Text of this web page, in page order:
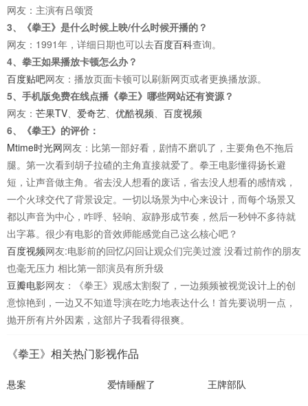
网友：主演有吕颂贤
3、《拳王》是什么时候上映/什么时候开播的？
网友：1991年，详细日期也可以去百度百科查询。
4、拳王如果播放卡顿怎么办？
百度贴吧网友：播放页面卡顿可以刷新网页或者更换播放源。
5、手机版免费在线点播《拳王》哪些网站还有资源？
网友： 芒果TV 爱奇艺 优酷视频
百度视频
6、《拳王》的评价：
Mtime时光网网友：比第一部好看，剧情不磨叽了，主要角色不拖后
腿。第一次看到胡子拉碴的主角直接就爱了。拳王电影懂得扬长避
短，让声音做主角。省去没人想看的废话，省去没人想看的感情戏，
一个火球交代了背景设定。一切以场景为中心来设计，而每个场景又
都以声音为中心，咋呼、轻响、寂静形成节奏，然后一秒钟不多待就
出字幕。很少有电影的音效师能感觉自己这么核心吧？
百度视频网友:电影前的回忆闪回让观众们完美过渡 没看过前作的朋友
也毫无压力 相比第一部演员有所升级
豆瓣电影网友：《拳王》观感太割裂了，一边频频被视觉设计上的创
意惊艳到，一边又不知道导演在吃力地表达什么！首先要说明一点，
抛开所有片外因素，这部片子我看得很爽。
《拳王》相关热门影视作品
悬案 爱情睡醒了 王牌部队